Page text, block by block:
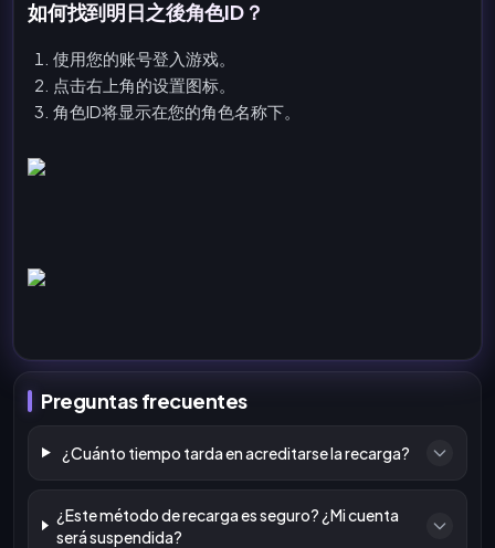
如何找到明日之後角色ID？
使用您的账号登入游戏。
点击右上角的设置图标。
角色ID将显示在您的角色名称下。
Preguntas frecuentes
¿Cuánto tiempo tarda en acreditarse la recarga?
¿Este método de recarga es seguro? ¿Mi cuenta
será suspendida?